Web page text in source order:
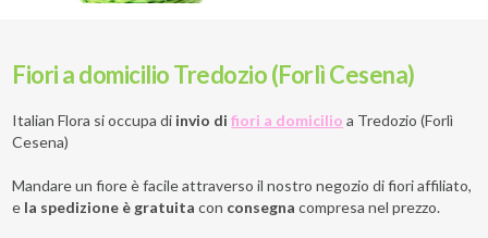
Fiori a domicilio Tredozio (Forlì Cesena)
Italian Flora si occupa di invio difiori a domicilio a Tredozio (Forlì
Cesena)
Mandare un fiore è facile attraverso il nostro negozio di fiori affiliato,
e la spedizione è gratuita con consegna compresa nel prezzo.